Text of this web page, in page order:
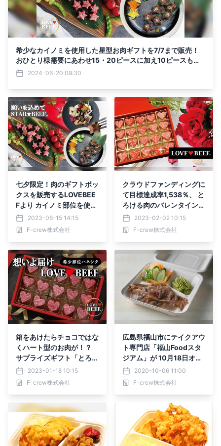
希少なカイノミを使用した星型お肉ギフトを7/7まで販売！
おひとり様需要にあわせ15・20ピースに加え10ピースも登
場
2024-06-20 09:30
七夕限定！肉のギフトボッ
クスを販売するLOVEBEE
Fより カイノミ部位を使用
した星型お肉のギフト
『願いを込めてSTAR BEE
F』を2023年7月7日まで
2023-06-15 14:15
F-crew株式会社
クラウドファンディングに
て目標達成率1,538％、 と
ろける肉のバレンタインギ
フトが2月2日より オンラ
インショップにて一般販売
スタート
2023-02-02 10:15
F-crew株式会社
箱をあけたらチョコではな
くハート型のお肉が！？
サプライズギフト「とろけ
る肉のバレンタイン」 C
AMPFIREにて先行販売開
始
2023-01-18 10:15
F-crew株式会社
広島県福山市にテイクアウ
ト専門店「福山Foodスタ
ジアム」が 10月18日オー
プン！ ～焼肉やからあ
げ、スイーツなど3業態が
出店～
2020-10-06 11:00
F-crew株式会社